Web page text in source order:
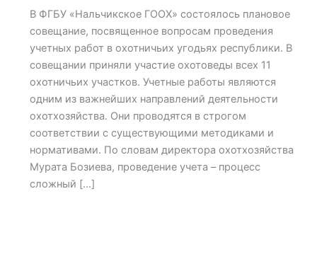
В ФГБУ «Нальчикское ГООХ» состоялось плановое
совещание, посвященное вопросам проведения
учетных работ в охотничьих угодьях республики. В
совещании приняли участие охотоведы всех 11
охотничьих участков. Учетные работы являются
одним из важнейших направлений деятельности
охотхозяйства. Они проводятся в строгом
соответствии с существующими методиками и
нормативами. По словам директора охотхозяйства
Мурата Бозиева, проведение учета – процесс
сложный […]